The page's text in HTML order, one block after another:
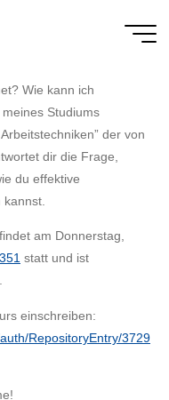
Wie kann ich
Studiums
der von
dir die Frage,
du effektive
kannst.
am Donnerstag,
statt und ist
einschreiben:
RepositoryEntry/3729